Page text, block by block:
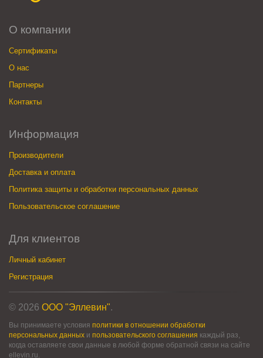
О компании
Сертификаты
О нас
Партнеры
Контакты
Информация
Производители
Доставка и оплата
Политика защиты и обработки персональных данных
Пользовательское соглашение
Для клиентов
Личный кабинет
Регистрация
© 2026 ООО "Эллевин".
Вы принимаете условия политики в отношении обработки
персональных данных и пользовательского соглашения каждый раз,
когда оставляете свои данные в любой форме обратной связи на сайте
ellevin.ru.